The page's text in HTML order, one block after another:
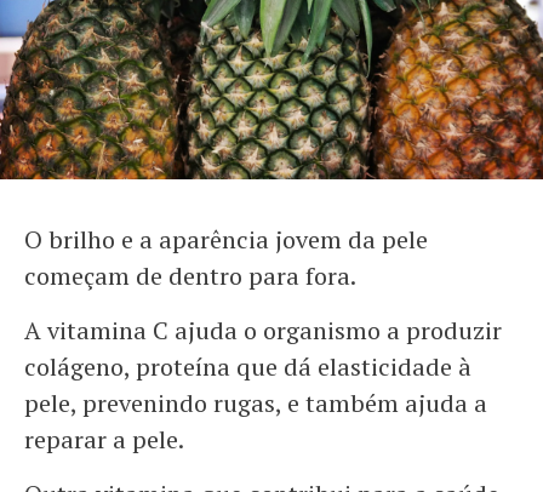
O brilho e a aparência jovem da pele
começam de dentro para fora.
A vitamina C ajuda o organismo a produzir
colágeno, proteína que dá elasticidade à
pele, prevenindo rugas, e também ajuda a
reparar a pele.